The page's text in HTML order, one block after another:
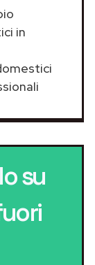
in
su